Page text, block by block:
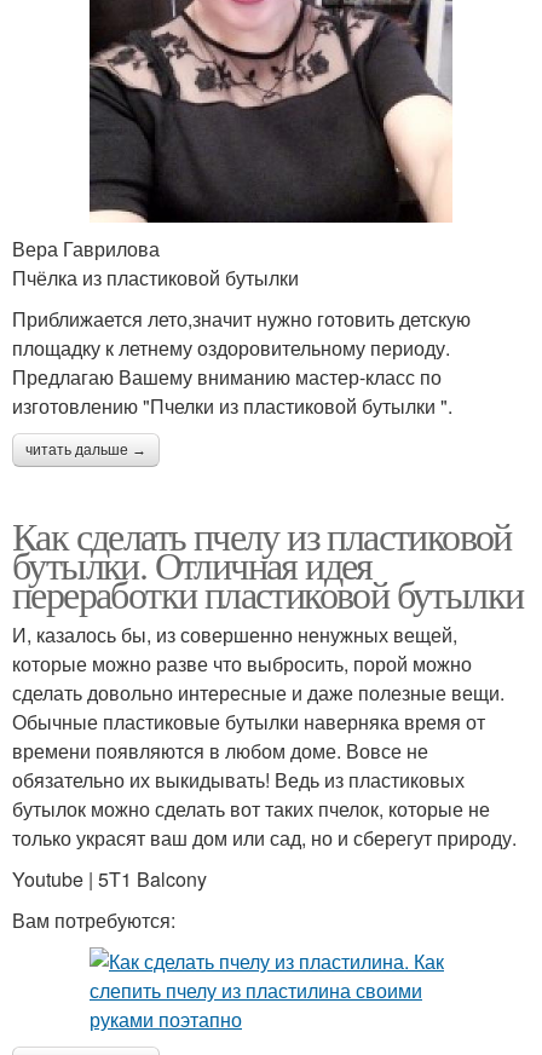
Вера Гаврилова
Пчёлка из пластиковой бутылки
Приближается лето,значит нужно готовить детскую
площадку к летнему оздоровительному периоду.
Предлагаю Вашему вниманию мастер-класс по
изготовлению "Пчелки из пластиковой бутылки ".
читать дальше →
Как сделать пчелу из пластиковой
бутылки. Отличная идея
переработки пластиковой бутылки
И, казалось бы, из совершенно ненужных вещей,
которые можно разве что выбросить, порой можно
сделать довольно интересные и даже полезные вещи.
Обычные пластиковые бутылки наверняка время от
времени появляются в любом доме. Вовсе не
обязательно их выкидывать! Ведь из пластиковых
бутылок можно сделать вот таких пчелок, которые не
только украсят ваш дом или сад, но и сберегут природу.
Youtube | 5T1 Balcony
Вам потребуются: